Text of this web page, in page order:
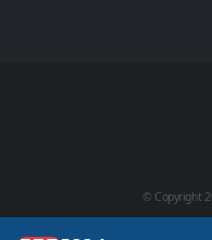
© Copyright